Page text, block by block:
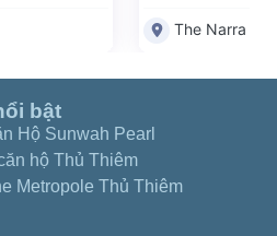
The Narra -
bật
Hộ Sunwah Pearl
hộ Thủ Thiêm
Metropole Thủ Thiêm